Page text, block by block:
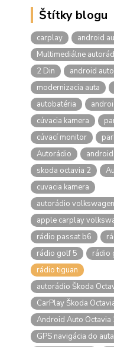
Štítky blogu
carplay
android
Multimediálne
2 Din
android auto
modernizacia auta
autobatéria
cúvacia kamera
cúvací monitor
Autorádio
skoda octavia 2
cuvacia kamera
autorádio volkswagen
apple carplay
rádio passat b6
rádio golf 5
rádio
rádio tiguan
autorádio Škoda
CarPlay Škoda
Android Auto Octavia
GPS navigácia do auta